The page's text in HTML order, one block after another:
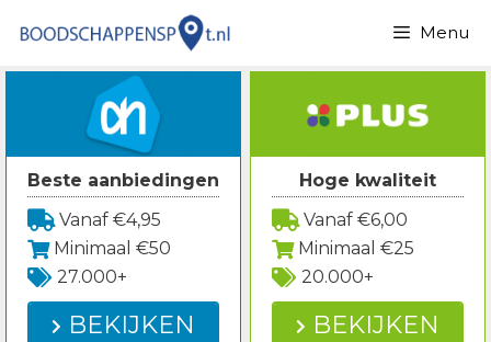
naar
Menu
Beste aanbiedingen
Vanaf €4,95
Minimaal €50
27.000+
BEKIJKEN
Hoge kwaliteit
Vanaf €6,00
Minimaal €25
20.000+
BEKIJKEN